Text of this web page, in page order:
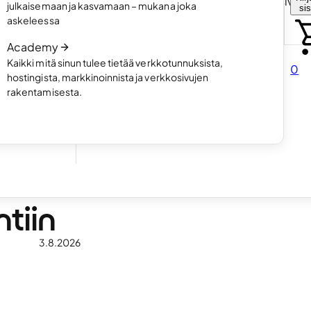
julkaisemaan ja kasvamaan – mukana joka
askeleessa
Academy
Kaikki mitä sinun tulee tietää verkkotunnuksista,
hostingista, markkinoinnista ja verkkosivujen
rakentamisesta.
0
3.8.2026